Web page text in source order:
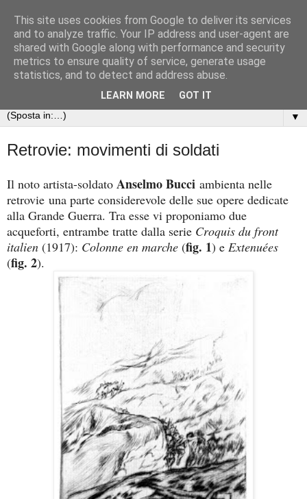
Arte nella Grande Guerra
Le opere d'arte e gli scritti dei soldati della Prima guerra
▼
Retrovie: movimenti di soldati
Il noto artista-soldato Anselmo Bucci ambienta nelle
retrovie una parte considerevole delle sue opere dedicate
alla Grande Guerra. Tra esse vi proponiamo due
acqueforti, entrambe tratte dalla serie Croquis du front
italien (1917): Colonne en marche (fig. 1) e Extenuées
(fig. 2).
This site uses cookies from Google to deliver its services
and to analyze traffic. Your IP address and user-agent are
shared with Google along with performance and security
metrics to ensure quality of service, generate usage
statistics, and to detect and address abuse.
LEARN MORE GOT IT